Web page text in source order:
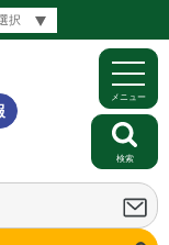
メニュー
検索